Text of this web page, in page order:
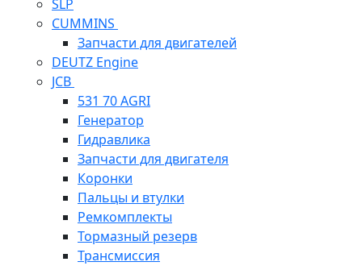
SLP
CUMMINS
Запчасти для двигателей
DEUTZ Engine
JCB
531 70 AGRI
Генератор
Гидравлика
Запчасти для двигателя
Коронки
Пальцы и втулки
Ремкомплекты
Тормазный резерв
Трансмиссия